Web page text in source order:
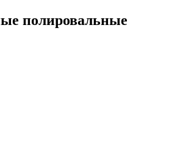
полировальные